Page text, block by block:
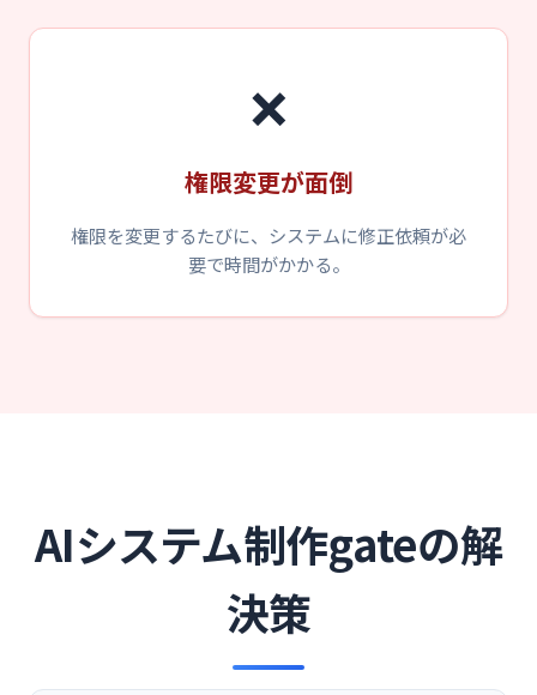
❌
権限変更が面倒
権限を変更するたびに、システムに修正依頼が必
要で時間がかかる。
AIシステム制作gateの解
決策